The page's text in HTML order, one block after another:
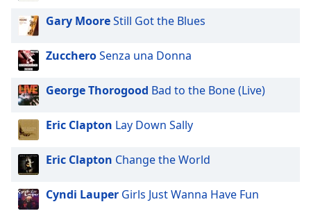
Audio
Track
Picture-
in-
Fullscreen
This
modal
window.
Beginning
Gary MooreStill Got the Blues
ZuccheroSenza una Donna
George Thorogood Bad to the Bone (Live)
Eric Clapton Lay Down Sally
Eric Clapton Change the World
Cyndi Lauper Girls Just Wanna Have Fun